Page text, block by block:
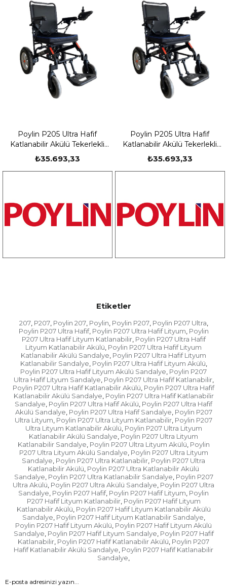
Poylin P205 Ultra Hafif
Katlanabilir Akülü Tekerlekli
Sandalye
₺35.693,33
Poylin P205 Ultra Hafif
Katlanabilir Akülü Tekerlekli
Sandalye
₺35.693,33
Etiketler
207, P207, Poylin 207, Poylin Poylin P207, Poylin P207 Ultra
Poylin P207 Ultra Hafif, Poylin P207 Ultra Hafif Lityum Poylin
P207 Ultra Hafif Lityum Katlanabilir, Poylin P207 Ultra Hafif
Lityum Katlanabilir Akülü Poylin P207 Ultra Hafif Lityum
Katlanabilir Akülü Sandalye Poylin P207 Ultra Hafif Lityum
Katlanabilir Sandalye Poylin P207 Ultra Hafif Lityum Akülü
Poylin P207 Ultra Hafif Lityum Akülü Sandalye Poylin P207
Ultra Hafif Lityum Sandalye Poylin P207 Ultra Hafif Katlanabilir,
Poylin P207 Ultra Hafif Katlanabilir Akülü Poylin P207 Ultra Hafif
Katlanabilir Akülü Sandalye Poylin P207 Ultra Hafif Katlanabilir
Sandalye Poylin P207 Ultra Hafif Akülü Poylin P207 Ultra Hafif
Akülü Sandalye Poylin P207 Ultra Hafif Sandalye Poylin P207
Ultra Lityum Poylin P207 Ultra Lityum Katlanabilir Poylin P207
Ultra Lityum Katlanabilir Akülü Poylin P207 Ultra Lityum
Katlanabilir Akülü Sandalye Poylin P207 Ultra Lityum
Katlanabilir Sandalye Poylin P207 Ultra Lityum Akülü Poylin
P207 Ultra Lityum Akülü Sandalye Poylin P207 Ultra Lityum
Sandalye Poylin P207 Ultra Katlanabilir Poylin P207 Ultra
Katlanabilir Akülü Poylin P207 Ultra Katlanabilir Akülü
Sandalye Poylin P207 Ultra Katlanabilir Sandalye Poylin P207
Ultra Akülü Poylin P207 Ultra Akülü Sandalye Poylin P207 Ultra
Sandalye Poylin P207 Hafif, Poylin P207 Hafif Lityum Poylin
P207 Hafif Lityum Katlanabilir, Poylin P207 Hafif Lityum
Katlanabilir Akülü Poylin P207 Hafif Lityum Katlanabilir Akülü
Sandalye Poylin P207 Hafif Lityum Katlanabilir Sandalye
Poylin P207 Hafif Lityum Akülü Poylin P207 Hafif Lityum Akülü
Sandalye Poylin P207 Hafif Lityum Sandalye Poylin P207 Hafif
Katlanabilir Poylin P207 Hafif Katlanabilir Akülü Poylin P207
Hafif Katlanabilir Akülü Sandalye Poylin P207 Hafif Katlanabilir
Sandalye